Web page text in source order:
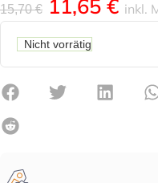
15,70€ 11,65 € inkl.
Nicht vorrätig